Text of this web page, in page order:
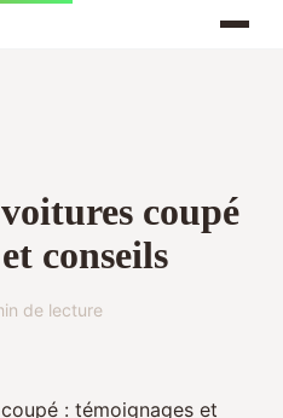
coupé
conseils
de lecture